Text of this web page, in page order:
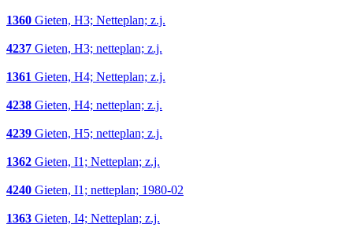
1360 Gieten, H3; Netteplan; z.j.
4237 Gieten, H3; netteplan; z.j.
1361 Gieten, H4; Netteplan; z.j.
4238 Gieten, H4; netteplan; z.j.
4239 Gieten, H5; netteplan; z.j.
1362 Gieten, I1; Netteplan; z.j.
4240 Gieten, I1; netteplan; 1980-02
1363 Gieten, I4; Netteplan; z.j.